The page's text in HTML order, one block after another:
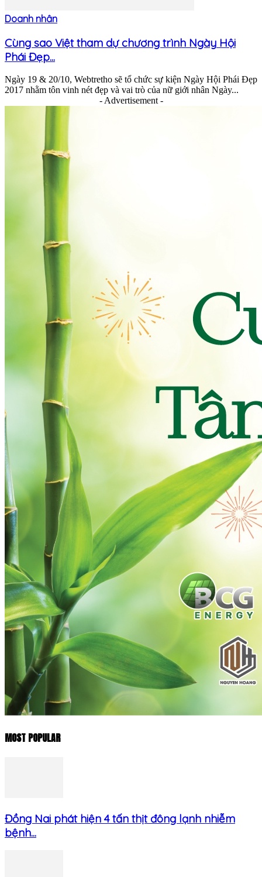
Doanh nhân
Cùng sao Việt tham dự chương trình Ngày Hội
Phái Đẹp...
Ngày 19 & 20/10, Webtretho sẽ tổ chức sự kiện Ngày Hội Phái Đẹp
2017 nhằm tôn vinh nét đẹp và vai trò của nữ giới nhân Ngày...
- Advertisement -
MOST POPULAR
Đồng Nai phát hiện 4 tấn thịt đông lạnh nhiễm
bệnh...